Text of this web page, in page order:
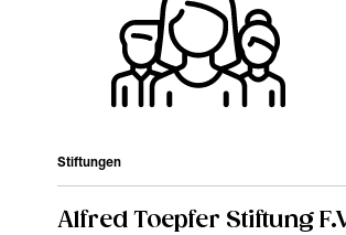
Stiftungen
Alfred Toepfer Stiftung